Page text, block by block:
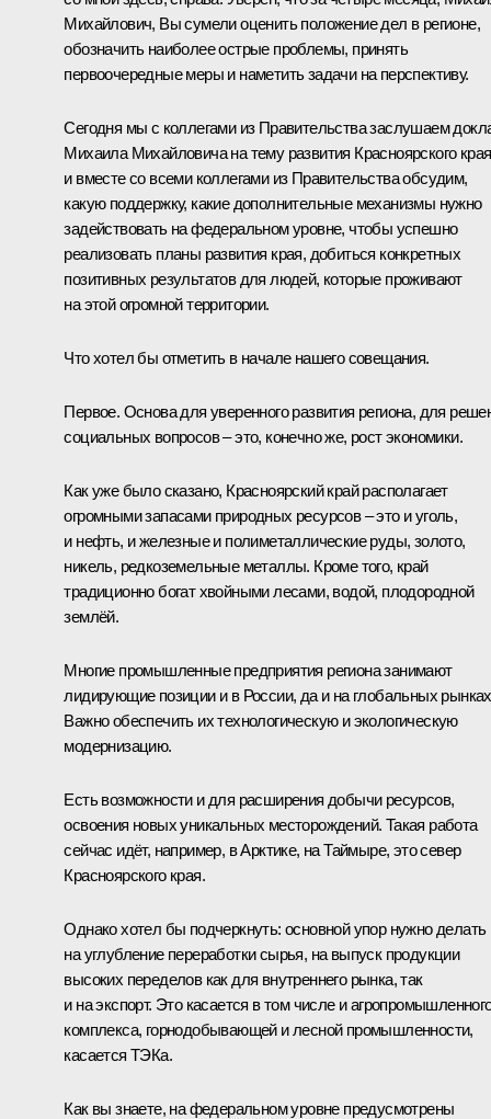
Михайлович, Вы сумели оценить положение дел в регионе,
обозначить наиболее острые проблемы, принять
первоочередные меры и наметить задачи на перспективу.
Сегодня мы с коллегами из Правительства заслушаем
Михаила Михайловича на тему развития Красноярского края
и вместе со всеми коллегами из Правительства обсудим,
какую поддержку, какие дополнительные механизмы нужно
задействовать на федеральном уровне, чтобы успешно
реализовать планы развития края, добиться конкретных
позитивных результатов для людей, которые проживают
на этой огромной территории.
Что хотел бы отметить в начале нашего совещания.
Первое. Основа для уверенного развития региона, для
социальных вопросов – это, конечно же, рост экономики.
Как уже было сказано, Красноярский край располагает
огромными запасами природных ресурсов – это и уголь,
и нефть, и железные и полиметаллические руды, золото,
никель, редкоземельные металлы. Кроме того, край
традиционно богат хвойными лесами, водой, плодородной
землёй.
Многие промышленные предприятия региона занимают
лидирующие позиции и в России, да и на глобальных
Важно обеспечить их технологическую и экологическую
модернизацию.
Есть возможности и для расширения добычи ресурсов,
освоения новых уникальных месторождений. Такая работа
сейчас идёт, например, в Арктике, на Таймыре, это север
Красноярского края.
Однако хотел бы подчеркнуть: основной упор нужно делать
на углубление переработки сырья, на выпуск продукции
высоких переделов как для внутреннего рынка, так
и на экспорт. Это касается в том числе и
комплекса, горнодобывающей и лесной промышленности,
касается ТЭКа.
Как вы знаете, на федеральном уровне предусмотрены